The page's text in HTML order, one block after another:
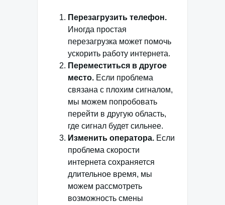
Перезагрузить телефон.
Иногда простая
перезагрузка может помочь
ускорить работу интернета.
Переместиться в другое
место. Если проблема
связана с плохим сигналом,
мы можем попробовать
перейти в другую область,
где сигнал будет сильнее.
Изменить оператора. Если
проблема скорости
интернета сохраняется
длительное время, мы
можем рассмотреть
возможность смены